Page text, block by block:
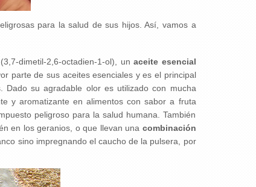
para la salud de sus hijos. Así, vamos a
dimetil-2,6-octadien-1-ol), unaceite esencial
parte de sus aceites esenciales y es el principal
Dado su agradable olor es utilizado con mucha
y aromatizante en alimentos con sabor a fruta
peligroso para la salud humana. También
en los geranios, o que llevan una combinación
sino impregnando el caucho de la pulsera, por